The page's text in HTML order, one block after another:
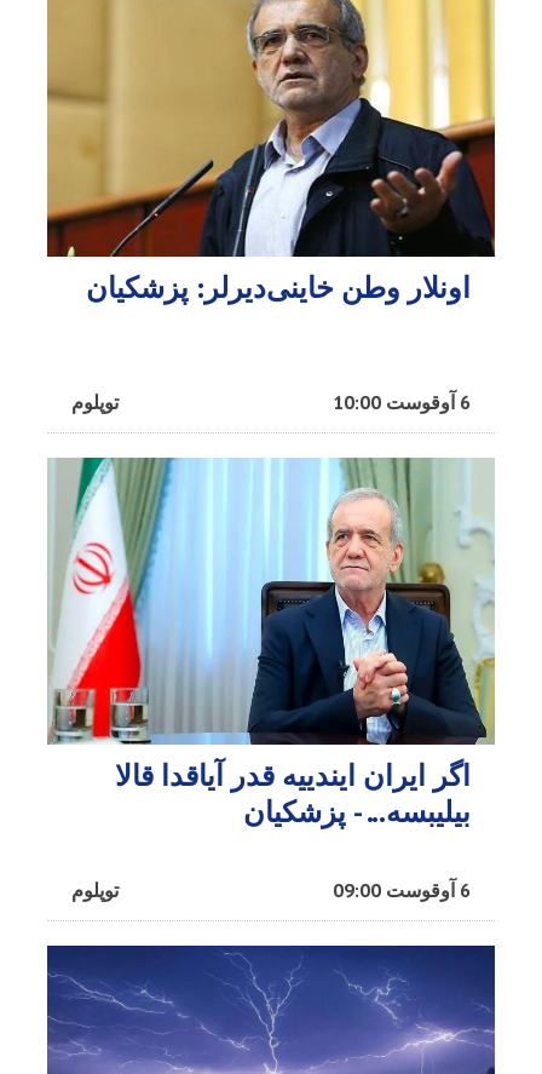
اونلار وطن خاینی‌دیرلر: پزشکیان
توپلوم 6 آوقوست 10:00
اگر ایران ایندییه قدر آیاقدا قالا
بیلیبسه... - پزشکیان
توپلوم 6 آوقوست 09:00